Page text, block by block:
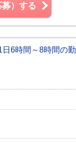
）する
6時間～8時間の勤